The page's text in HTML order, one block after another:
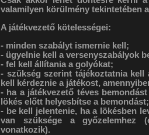
valamilyen körülmény tekintetében
A játékvezető kötelességei:
- minden szabályt ismernie kell;
- ügyelnie kell a versenyszabályok
- fel kell állítania a golyókat;
- szükség szerint tájékoztatnia kell
kell kérdeznie a játékost,
- ha a játékvezető téves
lökés előtt helyesbítse a bemondást;
- be kell jelentenie, ha a lökésben
van szüksége a győzelemhez
vonatkozik).